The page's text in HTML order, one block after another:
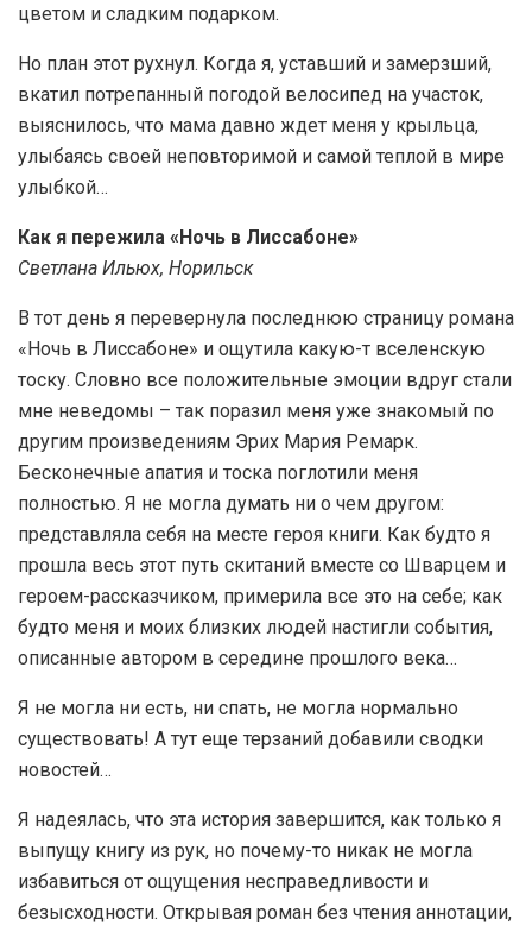
цветом и сладким подарком.
Но план этот рухнул. Когда я, уставший и замерзший,
вкатил потрепанный погодой велосипед на участок,
выяснилось, что мама давно ждет меня у крыльца,
улыбаясь своей неповторимой и самой теплой в мире
улыбкой…
Как я пережила «Ночь в Лиссабоне»
Светлана Ильюх, Норильск
В тот день я перевернула последнюю страницу романа
«Ночь в Лиссабоне» и ощутила какую-т вселенскую
тоску. Словно все положительные эмоции вдруг стали
мне неведомы – так поразил меня уже знакомый по
другим произведениям Эрих Мария Ремарк.
Бесконечные апатия и тоска поглотили меня
полностью. Я не могла думать ни о чем другом:
представляла себя на месте героя книги. Как будто я
прошла весь этот путь скитаний вместе со Шварцем и
героем-рассказчиком, примерила все это на себе; как
будто меня и моих близких людей настигли события,
описанные автором в середине прошлого века…
Я не могла ни есть, ни спать, не могла нормально
существовать! А тут еще терзаний добавили сводки
новостей…
Я надеялась, что эта история завершится, как только я
выпущу книгу из рук, но почему-то никак не могла
избавиться от ощущения несправедливости и
безысходности. Открывая роман без чтения аннотации,